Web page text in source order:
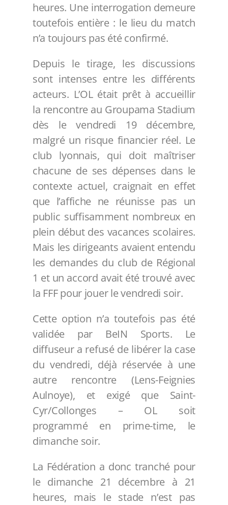
heures. Une interrogation demeure
toutefois entière : le lieu du match
n’a toujours pas été confirmé.
Depuis le tirage, les discussions
sont intenses entre les différents
acteurs. L’OL était prêt à accueillir
la rencontre au Groupama Stadium
dès le vendredi 19 décembre,
malgré un risque financier réel. Le
club lyonnais, qui doit maîtriser
chacune de ses dépenses dans le
contexte actuel, craignait en effet
que l’affiche ne réunisse pas un
public suffisamment nombreux en
plein début des vacances scolaires.
Mais les dirigeants avaient entendu
les demandes du club de Régional
1 et un accord avait été trouvé avec
la FFF pour jouer le vendredi soir.
Cette option n’a toutefois pas été
validée par BeIN Sports. Le
diffuseur a refusé de libérer la case
du vendredi, déjà réservée à une
autre rencontre (Lens-Feignies
Aulnoye), et exigé que Saint-
Cyr/Collonges – OL soit
programmé en prime-time, le
dimanche soir.
La Fédération a donc tranché pour
le dimanche 21 décembre à 21
heures, mais le stade n’est pas